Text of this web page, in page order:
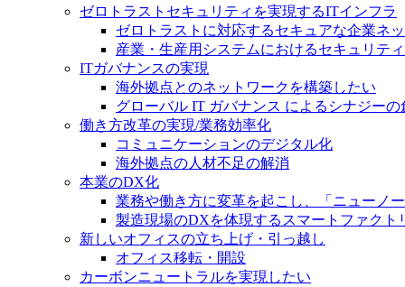
ゼロトラストセキュリティを実現するITインフラ
ゼロトラストに対応するセキュアな企業ネ
産業・生産用システムにおけるセキュリテ
ITガバナンスの実現
海外拠点とのネットワークを構築したい
グローバル IT ガバナンス によるシナジーの
働き方改革の実現/業務効率化
コミュニケーションのデジタル化
海外拠点の人材不足の解消
本業のDX化
業務や働き方に変革を起こし、「ニューノ
製造現場のDXを体現するスマートファクト
新しいオフィスの立ち上げ・引っ越し
オフィス移転・開設
カーボンニュートラルを実現したい